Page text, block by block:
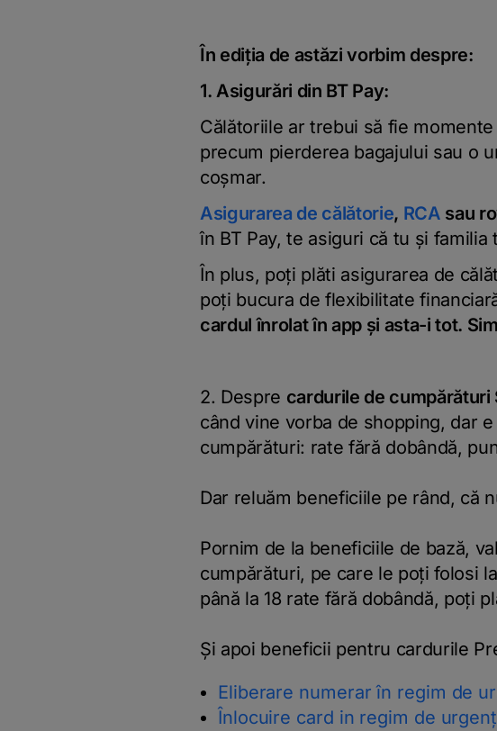
În ediția de astăzi vorbim despre:
1. Asigurări din BT Pay:
Călătoriile ar trebui să fie
precum pierderea bagajului sau o
coșmar.
Asigurarea de călătorie, RCA sau
în BT Pay, te asiguri că tu și
În plus, poți plăti asigurarea de
poți bucura de flexibilitate
cardul înrolat în app și asta-i tot.
2. Despre cardurile de cumpărături
când vine vorba de shopping, dar
cumpărături: rate fără dobândă,
Dar reluăm beneficiile pe rând, că
Pornim de la beneficiile de bază,
cumpărături, pe care le poți folosi
până la 18 rate fără dobândă, poți
Și apoi beneficii pentru cardurile
Eliberare numerar în regim de
Înlocuire card in regim de